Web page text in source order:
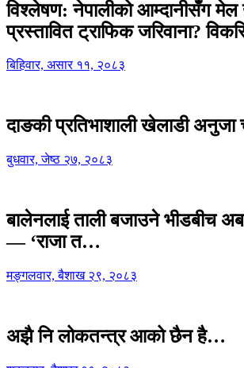
विश्लेषण: नेपालीको आम्दानीसँग
प्रस्तावित ट्राफिक जरिवाना?
बिहिवार, असार ११, २०८३
दाङकी प्रतिभाशाली खेलाडी अनुजा
बुधवार, जेष्ठ २७, २०८३
बालेनलाई ताली बजाउने भीडबीच
— ‘राजा त…
मङ्गलवार, बैशाख २९, २०८३
अझै नि लोकतन्त्र आको छैन है…